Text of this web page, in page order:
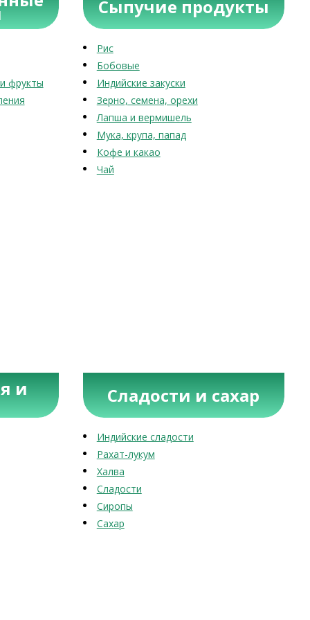
фрукты
Сыпучие продукты
Рис
Бобовые
Индийские закуски
Зерно, семена, орехи
Лапша и вермишель
Мука, крупа, папад
Кофе и какао
Чай
и Сладости и сахар
Индийские сладости
Рахат-лукум
Халва
Сладости
Сиропы
Сахар